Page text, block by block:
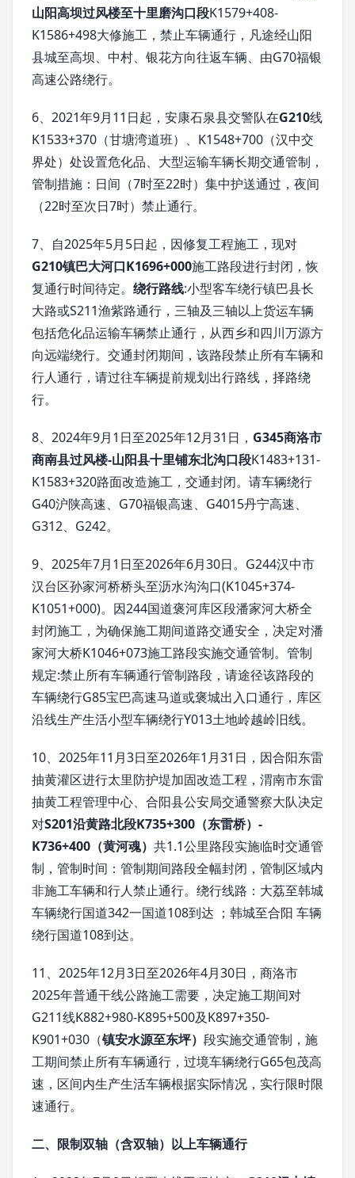
山阳高坝过风楼至十里磨沟口段K1579+408-
K1586+498大修施工，禁止车辆通行，凡途经山阳
县城至高坝、中村、银花方向往返车辆、由G70福银
高速公路绕行。
6、2021年9月11日起，安康石泉县交警队在G210线
K1533+370（甘塘湾道班）、K1548+700（汉中交
界处）处设置危化品、大型运输车辆长期交通管制，
管制措施：日间（7时至22时）集中护送通过，夜间
（22时至次日7时）禁止通行。
7、自2025年5月5日起，因修复工程施工，现对
G210镇巴大河口K1696+000施工路段进行封闭，恢
复通行时间待定。 绕行路线:小型客车绕行镇巴县长
大路或S211渔紫路通行，三轴及三轴以上货运车辆
包括危化品运输车辆禁止通行，从西乡和四川万源方
向远端绕行。交通封闭期间，该路段禁止所有车辆和
行人通行，请过往车辆提前规划出行路线，择路绕
行。
8、2024年9月1日至2025年12月31日， G345商洛市
商南县过风楼-山阳县十里铺东北沟口段K1483+131-
K1583+320路面改造施工，交通封闭。请车辆绕行
G40沪陕高速、G70福银高速、G4015丹宁高速、
G312、G242。
9、2025年7月1日至2026年6月30日。G244汉中市
汉台区孙家河桥桥头至沥水沟沟口(K1045+374-
K1051+000)。因244国道褒河库区段潘家河大桥全
封闭施工，为确保施工期间道路交通安全，决定对潘
家河大桥K1046+073施工路段实施交通管制。管制
规定:禁止所有车辆通行管制路段，请途径该路段的
车辆绕行G85宝巴高速马道或褒城出入口通行，库区
沿线生产生活小型车辆绕行Y013土地岭越岭旧线。
10、2025年11月3日至2026年1月31日，因合阳东雷
抽黄灌区进行太里防护堤加固改造工程，渭南市东雷
抽黄工程管理中心、合阳县公安局交通警察大队决定
对S201沿黄路北段K735+300（东雷桥）-
K736+400（黄河魂） 共1.1公里路段实施临时交通管
制，管制时间：管制期间路段全幅封闭，管制区域内
非施工车辆和行人禁止通行。绕行线路：大荔至韩城
车辆绕行国道342一国道108到达 ；韩城至合阳 车辆
绕行国道108到达。
11、2025年12月3日至2026年4月30日，商洛市
2025年普通干线公路施工需要，决定施工期间对
G211线K882+980-K895+500及K897+350-
K901+030（镇安水源至东坪） 段实施交通管制，施
工期间禁止所有车辆通行，过境车辆绕行G65包茂高
速，区间内生产生活车辆根据实际情况，实行限时限
速通行。
二、限制双轴（含双轴）以上车辆通行